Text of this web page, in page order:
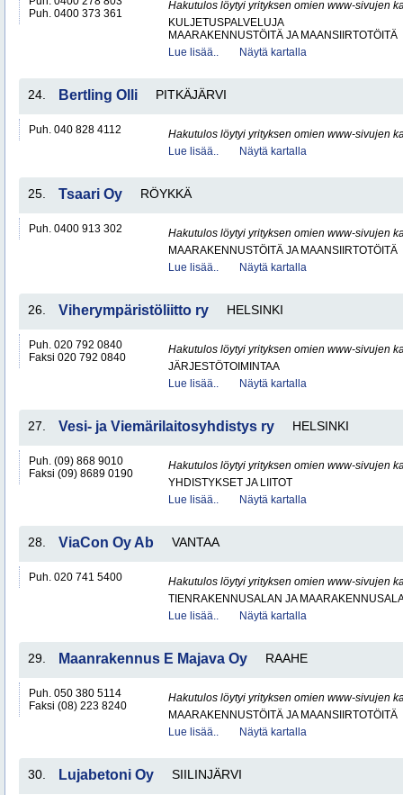
Puh. 0400 373 361
Hakutulos löytyi yrityksen omien www-sivujen
KULJETUSPALVELUJA
MAARAKENNUSTÖITÄ JA MAANSIIRTOTÖITÄ
Lue lisää..
Näytä kartalla
24. Bertling Olli PITKÄJÄRVI
Puh. 040 828 4112
Hakutulos löytyi yrityksen omien www-sivujen
Lue lisää..
Näytä kartalla
25. Tsaari Oy RÖYKKÄ
Puh. 0400 913 302
Hakutulos löytyi yrityksen omien www-sivujen
MAARAKENNUSTÖITÄ JA MAANSIIRTOTÖITÄ
Lue lisää..
Näytä kartalla
26. Viherympäristöliitto ry HELSINKI
Puh. 020 792 0840
Faksi 020 792 0840
Hakutulos löytyi yrityksen omien www-sivujen
JÄRJESTÖTOIMINTAA
Lue lisää..
Näytä kartalla
27. Vesi- ja Viemärilaitosyhdistys ry HELSINKI
Puh. (09) 868 9010
Faksi (09) 8689 0190
Hakutulos löytyi yrityksen omien www-sivujen
YHDISTYKSET JA LIITOT
Lue lisää..
Näytä kartalla
28. ViaCon Oy Ab VANTAA
Puh. 020 741 5400
Hakutulos löytyi yrityksen omien www-sivujen
TIENRAKENNUSALAN JA
Lue lisää..
Näytä kartalla
29. Maanrakennus E Majava Oy RAAHE
Puh. 050 380 5114
Faksi (08) 223 8240
Hakutulos löytyi yrityksen omien www-sivujen
MAARAKENNUSTÖITÄ JA MAANSIIRTOTÖITÄ
Lue lisää..
Näytä kartalla
30. Lujabetoni Oy SIILINJÄRVI